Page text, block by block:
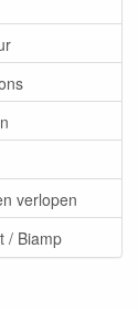
verlopen
/ Biamp